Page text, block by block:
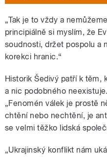
„Tak je to vždy a
principiálně si myslím, že
soudnosti, držet pospolu a
korekci hranic.“
Historik Šedivý patří k těm,
a nic podobného
„Fenomén válek je prostě
chtění nebo nechtění, je
se velmi těžko lidská
„Ukrajinský konflikt nám